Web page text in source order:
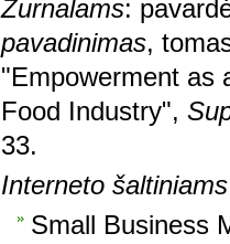
Žurnalams:
pavadinimas,
"Empowerment as
Food Industry",
33.
Interneto šaltiniams
Small Business